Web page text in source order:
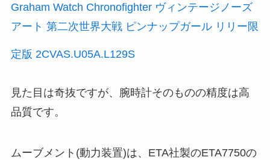
Graham Watch Chronofighter ヴィンテージノーズ
アート 第二次世界大戦 ピンナップガール リリー限
定版 2CVAS.U05A.L129S
見た目は奇抜ですが、腕時計そのものの精度は高
品質です。
ムーブメント(動力装置)は、ETA社製のETA7750の